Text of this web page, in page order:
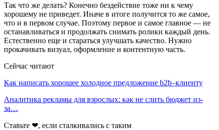
Так что же делать? Конечно бездействие тоже ни к чему
хорошему не приведет. Иначе в итоге получится то же самое,
что и в первом случае. Поэтому первое и самое главное — не
останавливаться и продолжать снимать ролики каждый день.
Естественно еще и стараться улучшать качество. Нужно
прокачивать визуал, оформление и контентную часть.
Сейчас читают
Как написать хорошее холодное предложение b2b–клиенту
Аналитика рекламы для взрослых: как не слить бюджет из-
за…
Ставьте ❤, если сталкивались с таким